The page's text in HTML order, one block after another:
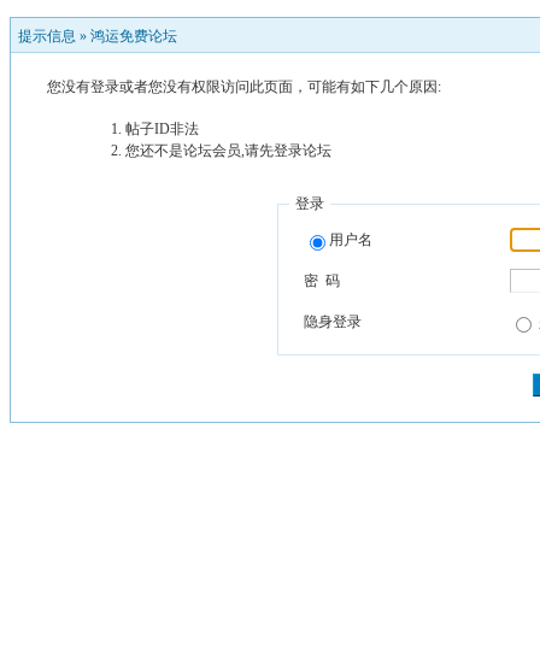
提示信息 » 鸿运免费论坛
您没有登录或者您没有权限访问此页面，可能有如下几个原因:
帖子ID非法
您还不是论坛会员,请先登录论坛
登录
用户名
密 码
隐身登录